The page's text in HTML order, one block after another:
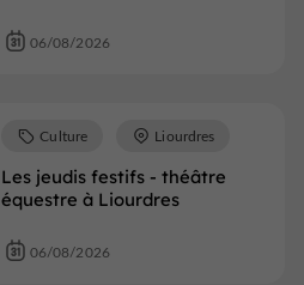
06/08/2026
Les jeudis festifs - théâtre
équestre à Liourdres
Culture Liourdres
06/08/2026